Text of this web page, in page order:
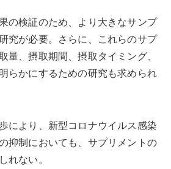
の検証のため、より大きなサンプ
究が必要。さらに、これらのサプ
量、摂取期間、摂取タイミング、
らかにするための研究も求められ
により、新型コロナウイルス感染
抑制においても、サプリメントの
れない。